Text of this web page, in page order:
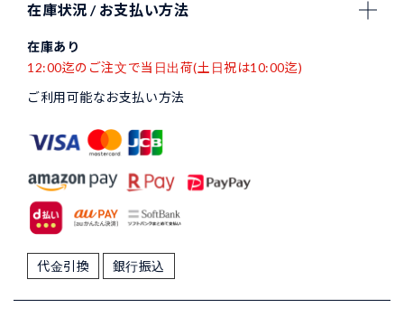
在庫状況 / お支払い方法
在庫あり
12:00迄のご注文で当日出荷(土日祝は10:00迄)
ご利用可能なお支払い方法
代金引換 銀行振込